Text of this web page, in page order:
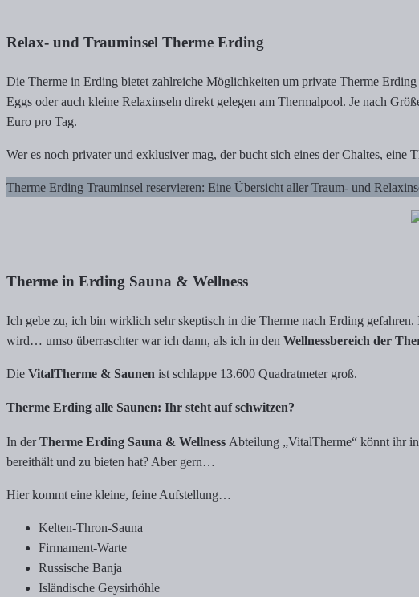
Relax- und Trauminsel Therme Erding
Die Therme in Erding bietet zahlreiche Möglichkeiten um private Therme
Eggs oder auch kleine Relaxinseln direkt gelegen am Thermalpool. Je nach
Euro pro Tag.
Wer es noch privater und exklusiver mag, der bucht sich eines der Chaltes, eine
Therme Erding Trauminsel reservieren: Eine Übersicht aller Traum- und
Therme in Erding Sauna & Wellness
Ich gebe zu, ich bin wirklich sehr skeptisch in die Therme nach Erding gefahren.
wird… umso überraschter war ich dann, als ich in den Wellnessbereich der
Die VitalTherme & Saunen ist schlappe 13.600 Quadratmeter groß.
Therme Erding alle Saunen: Ihr steht auf schwitzen?
In derTherme Erding Sauna & Wellness Abteilung „VitalTherme“ könnt ihr
bereithält und zu bieten hat? Aber gern…
Hier kommt eine kleine, feine Aufstellung…
Kelten-Thron-Sauna
Firmament-Warte
Russische Banja
Isländische Geysirhöhle